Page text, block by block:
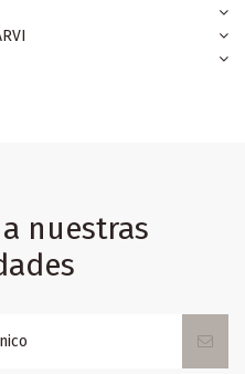
nuestras